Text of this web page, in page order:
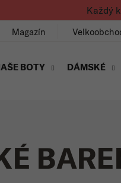
Každý
Magazín
BOTY DÁMSKÉ